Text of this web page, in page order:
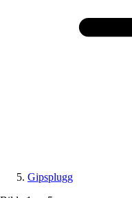
Gipsplugg